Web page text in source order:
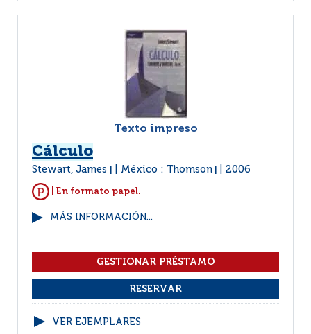
Texto impreso
Cálculo
Stewart, James México : Thomson 2006
| En formato papel.
MÁS INFORMACIÓN...
VER EJEMPLARES